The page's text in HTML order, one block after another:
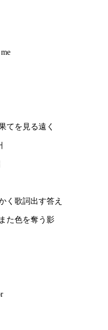
てを見る遠く
く歌詞出す答え
た色を奪う影